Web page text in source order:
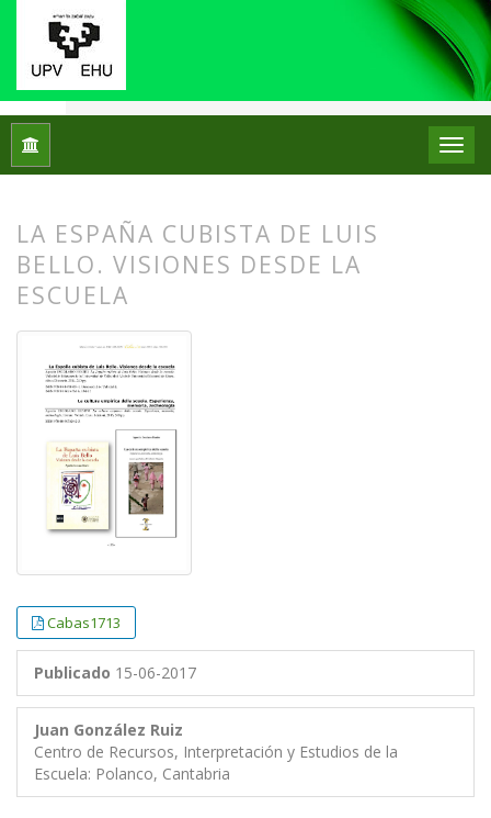
Inicio Reseñas bibliográficas
LA ESPAÑA CUBISTA DE LUIS
BELLO. VISIONES DESDE LA
ESCUELA
Cabas1713
Publicado 15-06-2017
Juan González Ruiz
Centro de Recursos, Interpretación y Estudios de la
Escuela: Polanco, Cantabria